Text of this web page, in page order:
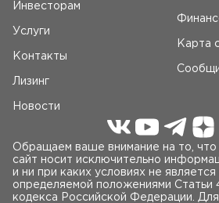
Инвесторам
Услуги
Контакты
Лизинг
Новости
Карта
Обращаем ваше внимание на то,
сайт носит исключительно
и ни при каких условиях не
определяемой положениями Статьи
кодекса Российской Федерации.